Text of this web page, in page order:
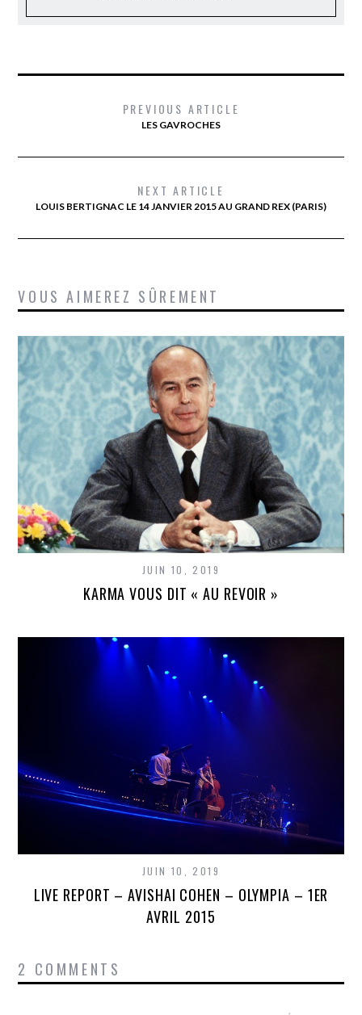
PREVIOUS ARTICLE
LES GAVROCHES
NEXT ARTICLE
LOUIS BERTIGNAC LE 14 JANVIER 2015 AU GRAND REX (PARIS)
VOUS AIMEREZ SÛREMENT
JUIN 10, 2019
KARMA VOUS DIT « AU REVOIR »
JUIN 10, 2019
LIVE REPORT – AVISHAI COHEN – OLYMPIA – 1ER
AVRIL 2015
2 COMMENTS